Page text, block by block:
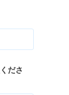
ださ